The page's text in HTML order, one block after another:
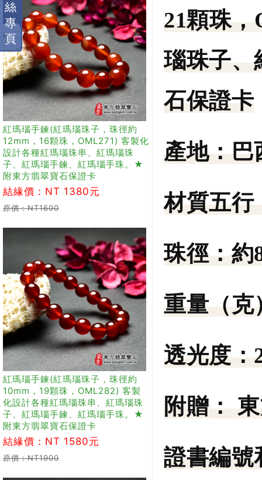
紅瑪瑙手鍊(紅瑪瑙珠子，珠徑約
12mm，16顆珠，OML271) 客製化
設計各種紅瑪瑙珠串、紅瑪瑙珠
子、紅瑪瑙手鍊、紅瑪瑙手珠。★
附東方翡翠寶石保證卡
結緣價：NT 1380元
原價：NT1600
紅瑪瑙手鍊(紅瑪瑙珠子，珠徑約
10mm，19顆珠，OML282) 客製
化設計各種紅瑪瑙珠串、紅瑪瑙珠
子、紅瑪瑙手鍊、紅瑪瑙手珠。★
附東方翡翠寶石保證卡
結緣價：NT 1580元
原價：NT1900
21顆珠
瑙珠子
石保證卡
產地： 巴
材質五行
珠徑： 約
重量（克
透光度：
附贈：
證書編號
絲
專
頁